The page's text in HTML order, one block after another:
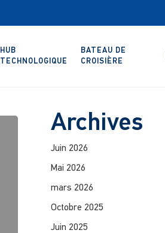
HUB
TECHNOLOGIQUE
BATEAU DE
CROISIÈRE
Archives
Juin 2026
Mai 2026
mars 2026
Octobre 2025
Juin 2025